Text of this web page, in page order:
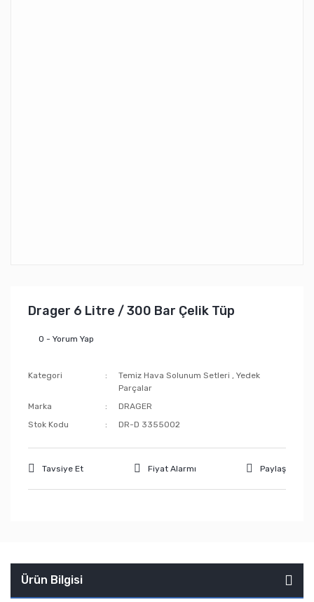
Drager 6 Litre / 300 Bar Çelik Tüp
0 - Yorum Yap
Kategori Temiz Hava Solunum Setleri ,Yedek
Parçalar
Marka
DRAGER
Stok Kodu
DR-D 3355002
Tavsiye Et Fiyat Alarmı Paylaş
Ürün Bilgisi